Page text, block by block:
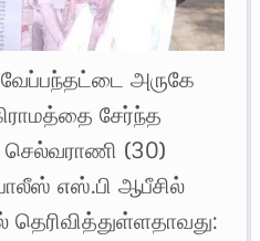
அருகே
சேர்ந்த
(30)
எஸ்.பி ஆபீசில்